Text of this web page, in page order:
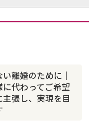
離婚裁判
モラハラ
離婚のために｜
代わってご希望
主張し、実現を目